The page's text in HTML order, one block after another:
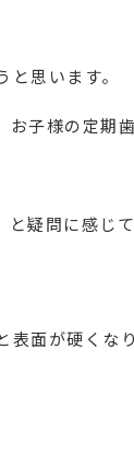
思います。
子様の定期
疑問に感じ
面が硬くな